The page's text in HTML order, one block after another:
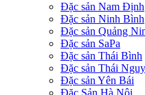
Đặc sản Nam Định
Đặc sản Ninh Bình
Đặc sản Quảng
Đặc sản SaPa
Đặc sản Thái Bình
Đặc sản Thái
Đặc sản Yên Bái
Đặc Sản Hà Nội